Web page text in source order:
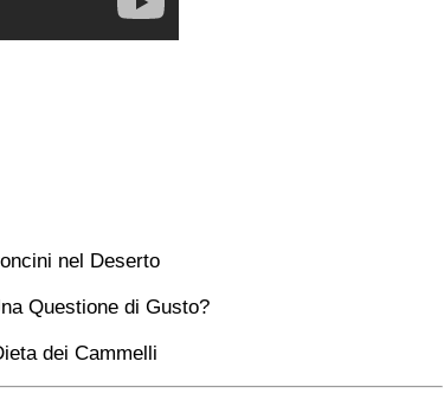
nel Deserto
Questione di Gusto?
dei Cammelli